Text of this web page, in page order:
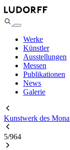
Werke
Künstler
Ausstellungen
Messen
Publikationen
News
Galerie
Kunstwerk des
5/964